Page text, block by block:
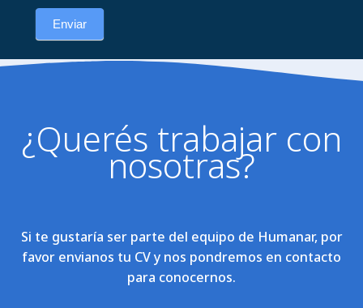
Enviar
¿Querés trabajar con
nosotras?
Si te gustaría ser parte del equipo de Humanar, por
favor envianos tu CV y nos pondremos en contacto
para conocernos.